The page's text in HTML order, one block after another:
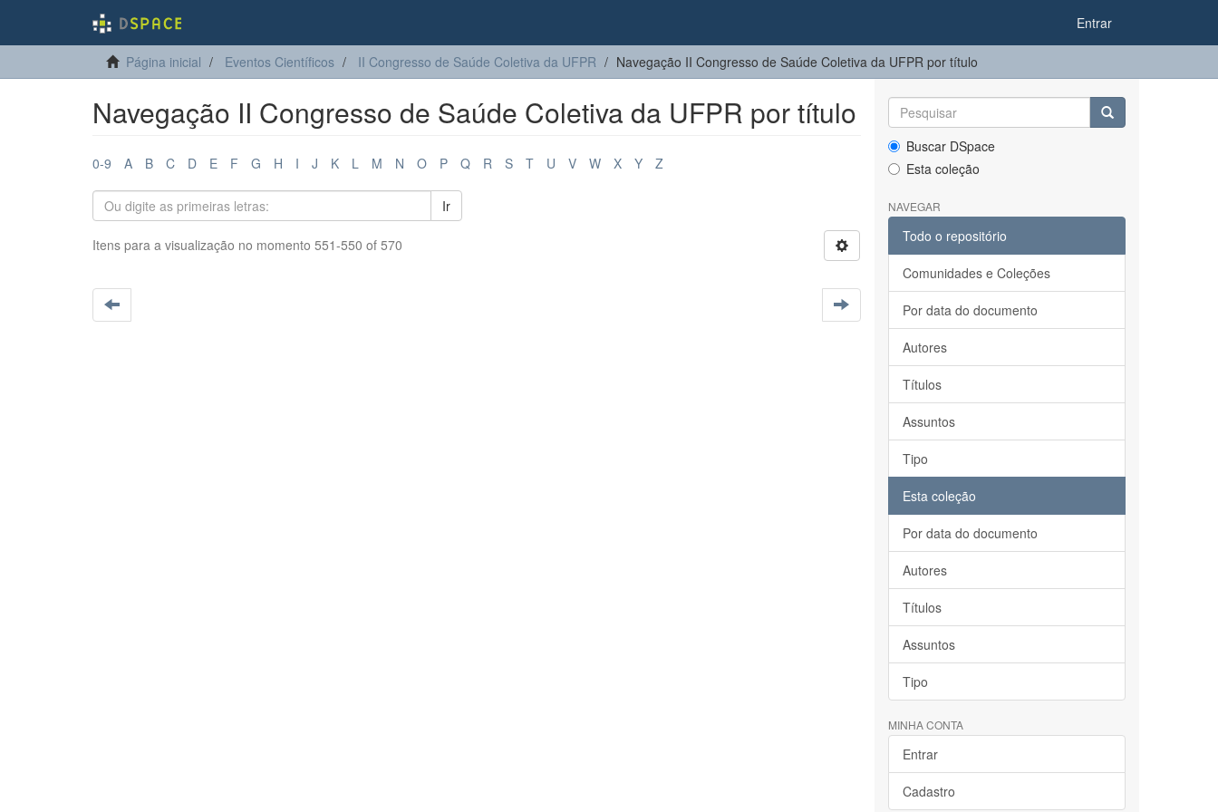
Entrar
Página inicial Eventos Científicos II Congresso de Saúde Coletiva da UFPR Navegação II Congresso de Saúde Coletiva da UFPR por título
Navegação II Congresso de Saúde Coletiva da UFPR por título
0-9 A B C D E F G H I J K L M N O P Q R S T U V W X Y Z
Ir
Itens para a visualização no momento 551-550 of 570
Buscar DSpace
Esta coleção
NAVEGAR
Todo o repositório
Comunidades e Coleções
Por data do documento
Autores
Títulos
Assuntos
Tipo
Esta coleção
Por data do documento
Autores
Títulos
Assuntos
Tipo
MINHA CONTA
Entrar
Cadastro